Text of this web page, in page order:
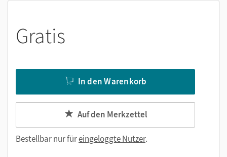
Gratis
In den Warenkorb
Auf den Merkzettel
Bestellbar nur füreingeloggte Nutzer.